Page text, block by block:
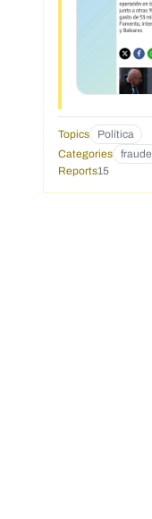
Topics Política
Categories
fraude
Reports15